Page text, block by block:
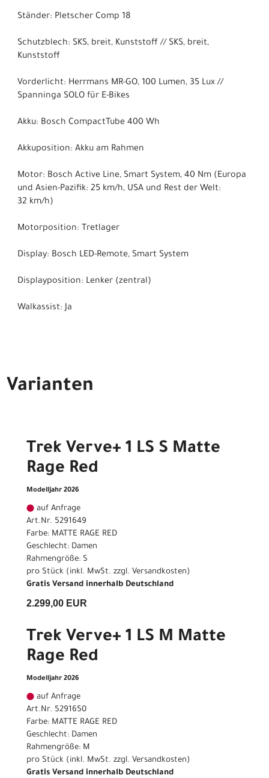
Ständer: Pletscher Comp 18
Schutzblech: SKS, breit, Kunststoff // SKS, breit,
Kunststoff
Vorderlicht: Herrmans MR-GO, 100 Lumen, 35 Lux //
Spanninga SOLO für E-Bikes
Akku: Bosch CompactTube 400 Wh
Akkuposition: Akku am Rahmen
Motor: Bosch Active Line, Smart System, 40 Nm (Europa
und Asien-Pazifik: 25 km/h, USA und Rest der Welt:
32 km/h)
Motorposition: Tretlager
Display: Bosch LED-Remote, Smart System
Displayposition: Lenker (zentral)
Walkassist: Ja
Varianten
Trek Verve+ 1 LS S Matte
Rage Red
Modelljahr 2026
auf Anfrage
Art.Nr. 5291649
Farbe: MATTE RAGE RED
Geschlecht: Damen
Rahmengröße: S
pro Stück (inkl. MwSt. zzgl. Versandkosten)
Gratis Versand innerhalb Deutschland
2.299,00 EUR
Trek Verve+ 1 LS M Matte
Rage Red
Modelljahr 2026
auf Anfrage
Art.Nr. 5291650
Farbe: MATTE RAGE RED
Geschlecht: Damen
Rahmengröße: M
pro Stück (inkl. MwSt. zzgl. Versandkosten)
Gratis Versand innerhalb Deutschland